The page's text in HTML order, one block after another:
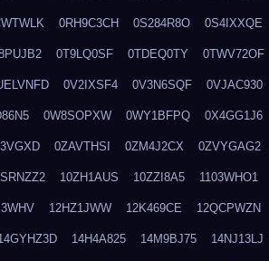
0RH9C3CH 0S284R8O 0S4IXXQE
0T9LQ0SF 0TDEQ0TY 0TWV72OF
0V2IXSF4 0V3N6SQF 0VJAC930
0W8SOPXW 0WY1BFPQ 0X4GG1J6
0ZAVTHSI 0ZM4J2CX 0ZVYGAG2
10ZH1AUS 10ZZI8A5 1103WHO1
12HZ1JWW 12K469CE 12QCPWZN
14H4A825 14M9BJ75 14NJ13LJ